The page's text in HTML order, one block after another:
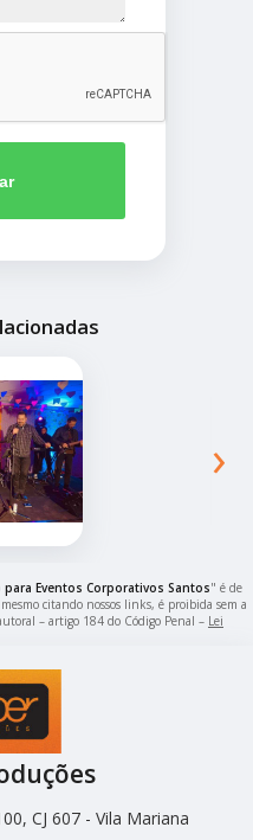
›
Eventos Corporativos Santos" é de
citando nossos links, é proibida sem a
– artigo 184 do Código Penal – Lei
CJ 607 - Vila Mariana